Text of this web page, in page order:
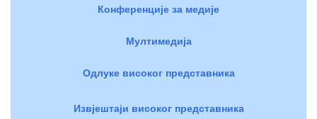
Конференције за медије
Мултимедија
Одлуке високог представника
Извјештаји високог представника